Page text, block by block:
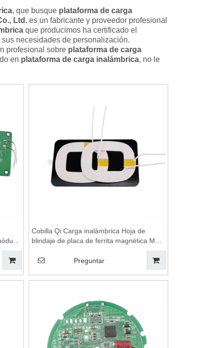
, que busque plataforma de carga
Ltd. es un fabricante y proveedor profesional
que producimos ha certificado el
necesidades de personalización.
profesional sobre plataforma de carga
en plataforma de carga inalámbrica, no le
de
Cobilla Qi Carga inalámbrica Hoja de
blindaje de placa de ferrita magnética Mn-
Zn para soporte/cargador de teléfono
celular, bobinas de carga inalámbrica,
inalámbrica, almohadilla de carga
Preguntar